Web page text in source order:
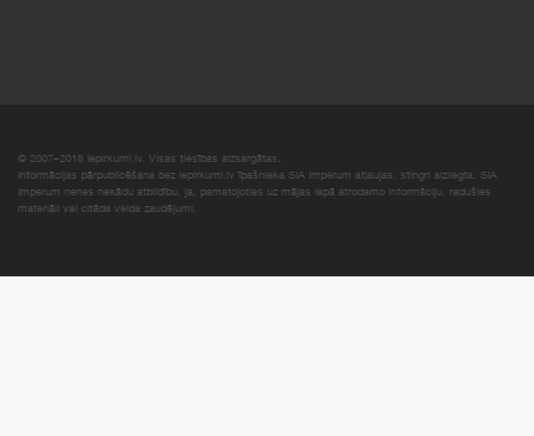
© 2007–2018 Iepirkumi.lv. Visas tiesības aizsargātas.
Informācijas pārpublicēšana bez iepirkumi.lv īpašnieka SIA Imperum atļaujas, stingri aizliegta. SIA
Imperum nenes nekādu atbildību, ja, pamatojoties uz mājas lapā atrodamo informāciju, radušies
materiāli vai citāda veida zaudējumi.